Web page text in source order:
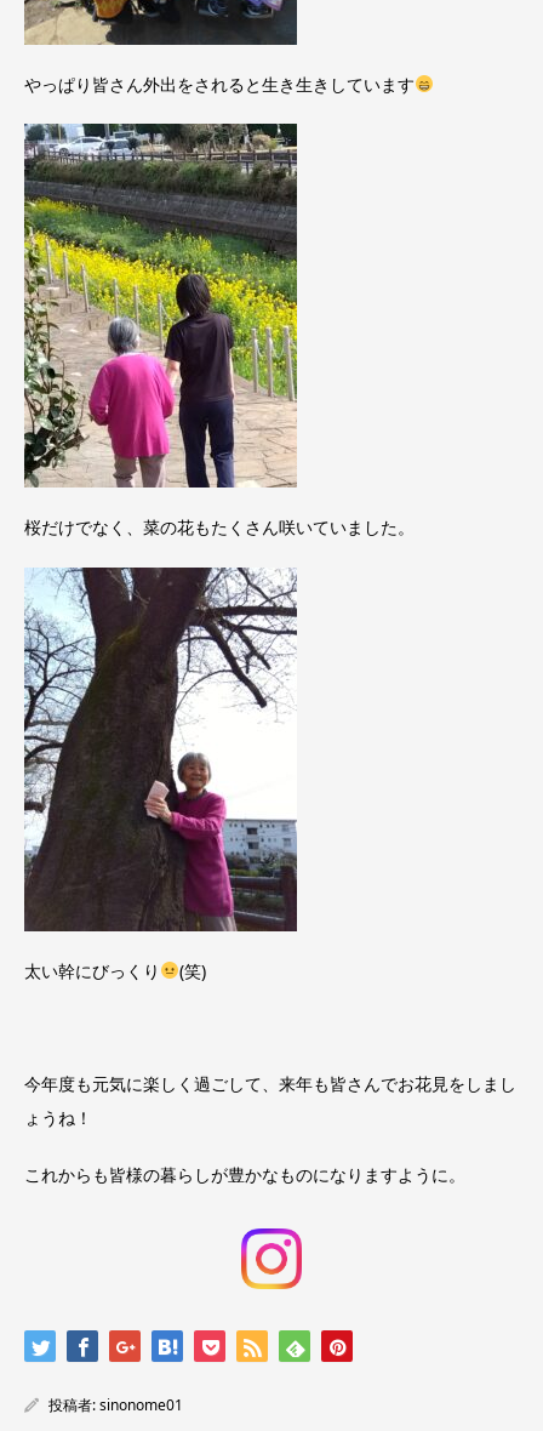
やっぱり皆さん外出をされると生き生きしています
桜だけでなく、菜の花もたくさん咲いていました。
太い幹にびっくり (笑)
今年度も元気に楽しく過ごして、来年も皆さんでお花見をしまし
ょうね！
これからも皆様の暮らしが豊かなものになりますように。
投稿者:sinonome01